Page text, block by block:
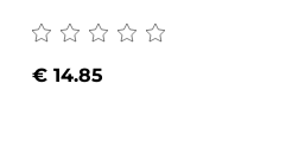
€ 14.85